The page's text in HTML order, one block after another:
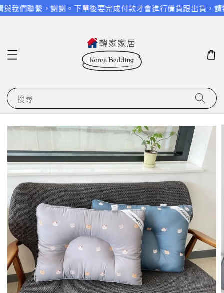
聯繫，謝謝。下單後要完成付款才會進行備貨跟出貨，請特別
搜尋